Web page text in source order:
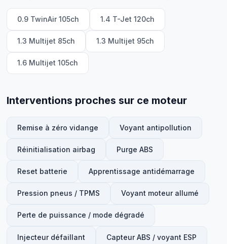
0.9 TwinAir 105ch 1.4 T-Jet 120ch
1.3 Multijet 85ch 1.3 Multijet 95ch
1.6 Multijet 105ch
Interventions proches sur ce moteur
Remise à zéro vidange Voyant antipollution
Réinitialisation airbag Purge ABS
Reset batterie Apprentissage antidémarrage
Pression pneus / TPMS Voyant moteur allumé
Perte de puissance / mode dégradé
Injecteur défaillant Capteur ABS / voyant ESP